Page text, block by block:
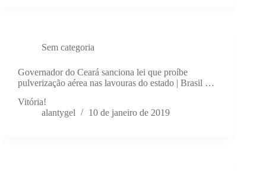
Sem categoria
Governador do Ceará sanciona lei que proíbe
pulverização aérea nas lavouras do estado | Brasil …
Vitória!
alantygel
10 de janeiro de 2019